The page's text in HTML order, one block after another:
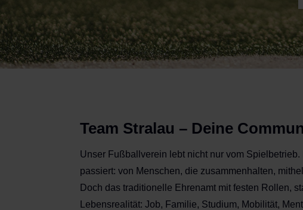
Team Stralau – Deine
Unser Fußballverein lebt nicht nur vom
passiert: von Menschen, die zusammenhalten,
Doch das traditionelle Ehrenamt mit festen Rollen,
Lebensrealität: Job, Familie, Studium, Mobilität,